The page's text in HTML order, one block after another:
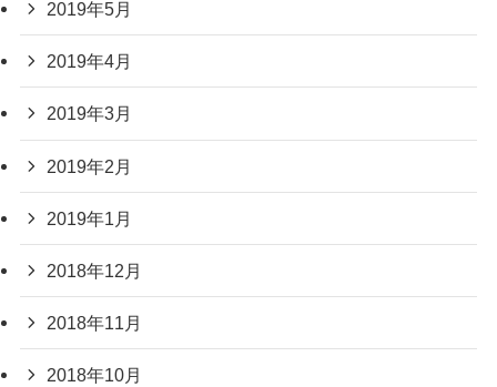
2019年5月
2019年4月
2019年3月
2019年2月
2019年1月
2018年12月
2018年11月
2018年10月